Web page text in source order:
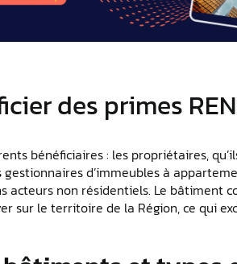
des primes
bénéficiaires : les propriétaires,
d’immeubles à
acteurs non résidentiels. Le bâtiment
sur le territoire de la Région, ce qui